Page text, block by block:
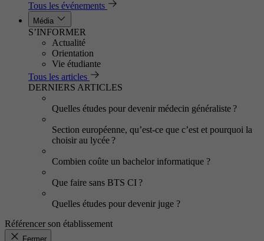
Tous les événements
Média
S’INFORMER
Actualité
Orientation
Vie étudiante
Tous les articles
DERNIERS ARTICLES
Quelles études pour devenir médecin généraliste ?
Section européenne, qu’est-ce que c’est et pourquoi la
choisir au lycée ?
Combien coûte un bachelor informatique ?
Que faire sans BTS CI ?
Quelles études pour devenir juge ?
Référencer son établissement
Fermer